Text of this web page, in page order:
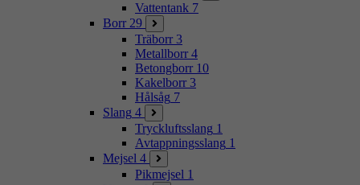
Vattentank 7
Borr 29
Träborr 3
Metallborr 4
Betongborr 10
Kakelborr 3
Hålsåg 7
Slang 4
Tryckluftsslang 1
Avtappningsslang 1
Mejsel 4
Pikmejsel 1